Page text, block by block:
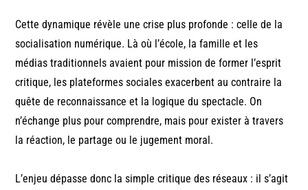
Cette dynamique révèle une crise plus profonde : celle de la
socialisation numérique. Là où l’école, la famille et les
médias traditionnels avaient pour mission de former l’esprit
critique, les plateformes sociales exacerbent au contraire la
quête de reconnaissance et la logique du spectacle. On
n’échange plus pour comprendre, mais pour exister à travers
la réaction, le partage ou le jugement moral.
L’enjeu dépasse donc la simple critique des réseaux : il s’agit